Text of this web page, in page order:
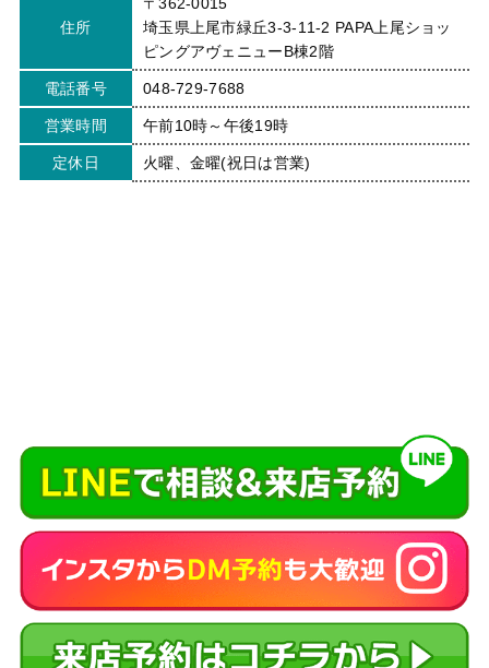
住所
〒362-0015
埼玉県上尾市緑丘3-3-11-2 PAPA上尾ショッ
ピングアヴェニューB棟2階
電話番号 048-729-7688
営業時間 午前10時～午後19時
定休日 火曜、金曜(祝日は営業)